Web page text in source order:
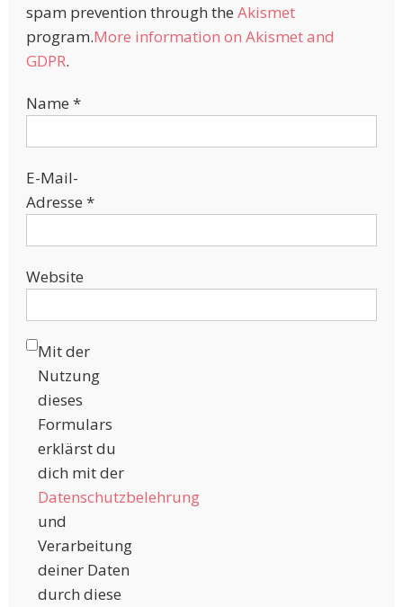
spam prevention through the Akismet
program.More information on Akismet and
GDPR.
Name *
E-Mail-
Adresse *
Website
Mit der
Nutzung
dieses
Formulars
erklärst du
dich mit der
Datenschutzbelehrung
und
Verarbeitung
deiner Daten
durch diese